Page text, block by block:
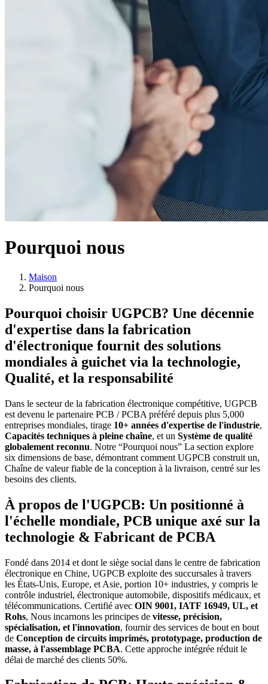
Pourquoi nous
Maison
Pourquoi nous
Pourquoi choisir UGPCB? Une décennie
d'expertise dans la fabrication
d'électronique fournit des solutions
mondiales à guichet via la technologie,
Qualité, et la responsabilité
Dans le secteur de la fabrication électronique compétitive, UGPCB
est devenu le partenaire PCB / PCBA préféré depuis plus 5,000
entreprises mondiales, tirage 10+ années d'expertise de l'industrie,
Capacités techniques à pleine chaîne, et un Système de qualité
globalement reconnu. Notre “Pourquoi nous” La section explore
six dimensions de base, démontrant comment UGPCB construit un,
Chaîne de valeur fiable de la conception à la livraison, centré sur les
besoins des clients.
À propos de l'UGPCB: Un positionné à
l'échelle mondiale, PCB unique axé sur la
technologie & Fabricant de PCBA
Fondé dans 2014 et dont le siège social dans le centre de fabrication
électronique en Chine, UGPCB exploite des succursales à travers
les États-Unis, Europe, et Asie, portion 10+ industries, y compris le
contrôle industriel, électronique automobile, dispositifs médicaux, et
télécommunications. Certifié avec OIN 9001, IATF 16949, UL, et
Rohs, Nous incarnons les principes de vitesse, précision,
spécialisation, et l'innovation, fournir des services de bout en bout
de Conception de circuits imprimés, prototypage, production de
masse, à l'assemblage PCBA. Cette approche intégrée réduit le
délai de marché des clients 50%.